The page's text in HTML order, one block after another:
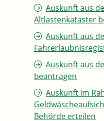
Auskunft aus
Altlastenkataster
Auskunft aus
Auskunft aus
beantragen
Auskunft im
Behörde erteilen